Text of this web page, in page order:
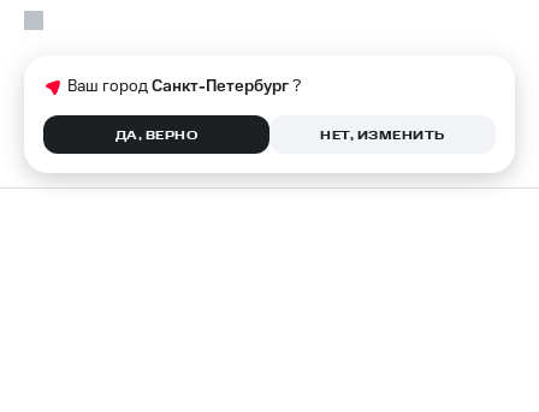
Ваш городСанкт-Петербург?
ДА, ВЕРНО НЕТ, ИЗМЕНИТЬ